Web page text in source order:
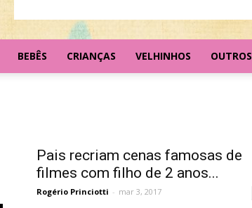
BEBÊS CRIANÇAS VELHINHOS OUTROS
Pais recriam cenas famosas de
filmes com filho de 2 anos...
Rogério Princiotti - mar 3, 2017